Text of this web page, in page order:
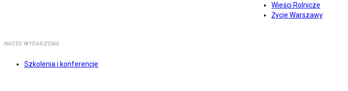
Wieści Rolnicze
Życie Warszawy
NASZE WYDARZENIA
Szkolenia i konferencje